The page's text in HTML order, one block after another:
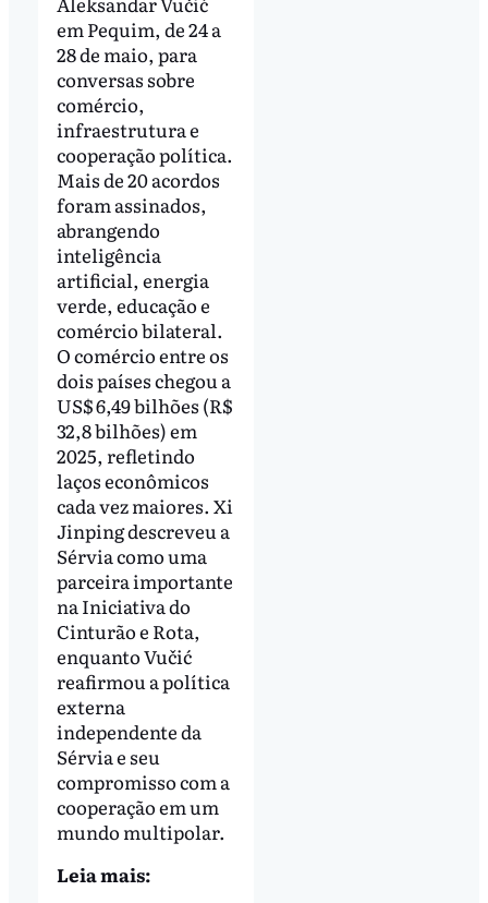
em Pequim, de 24 a
28 de maio, para
conversas sobre
comércio,
infraestrutura e
cooperação política.
Mais de 20 acordos
foram assinados,
abrangendo
inteligência
artificial, energia
verde, educação e
comércio bilateral.
O comércio entre os
dois países chegou a
US$ 6,49 bilhões (R$
32,8 bilhões) em
2025, refletindo
laços econômicos
cada vez maiores. Xi
Jinping descreveu a
Sérvia como uma
parceira importante
na Iniciativa do
Cinturão e Rota,
enquanto Vučić
reafirmou a política
externa
independente da
Sérvia e seu
compromisso com a
cooperação em um
mundo multipolar.
Leia mais: